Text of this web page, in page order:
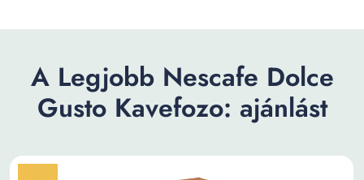
A Legjobb Nescafe Dolce
Gusto Kavefozo: ajánlást